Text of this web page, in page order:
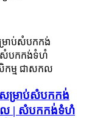
ម្រាប់សំបកកង់
កល | សំបកកង់ទំហំ